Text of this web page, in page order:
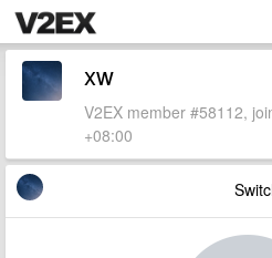
xw
V2EX member #58112,
+08:00